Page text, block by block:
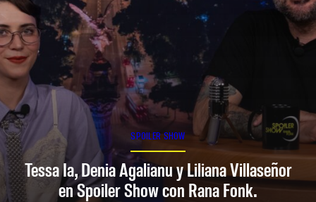
SPOILER SHOW
Tessa Ia, Denia Agalianu y Liliana Villaseñor
en Spoiler Show con Rana Fonk.